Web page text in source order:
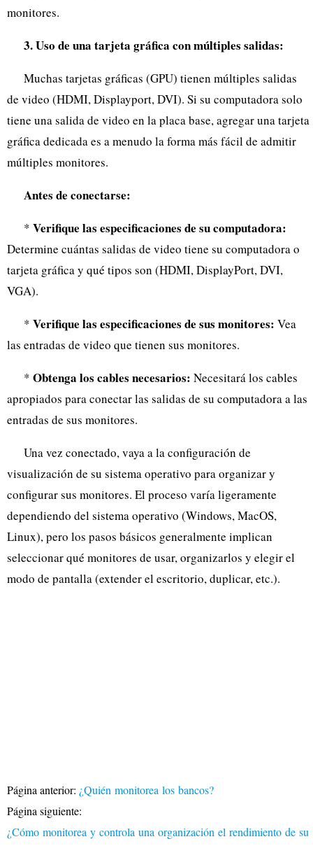
monitores.
3. Uso de una tarjeta gráfica con múltiples salidas:
Muchas tarjetas gráficas (GPU) tienen múltiples salidas
de video (HDMI, Displayport, DVI). Si su computadora solo
tiene una salida de video en la placa base, agregar una tarjeta
gráfica dedicada es a menudo la forma más fácil de admitir
múltiples monitores.
Antes de conectarse:
* Verifique las especificaciones de su computadora:
Determine cuántas salidas de video tiene su computadora o
tarjeta gráfica y qué tipos son (HDMI, DisplayPort, DVI,
VGA).
* Verifique las especificaciones de sus monitores: Vea
las entradas de video que tienen sus monitores.
* Obtenga los cables necesarios: Necesitará los cables
apropiados para conectar las salidas de su computadora a las
entradas de sus monitores.
Una vez conectado, vaya a la configuración de
visualización de su sistema operativo para organizar y
configurar sus monitores. El proceso varía ligeramente
dependiendo del sistema operativo (Windows, MacOS,
Linux), pero los pasos básicos generalmente implican
seleccionar qué monitores de usar, organizarlos y elegir el
modo de pantalla (extender el escritorio, duplicar, etc.).
Página anterior: ¿Quién monitorea los bancos?
Página siguiente:
¿Cómo monitorea y controla una organización el rendimiento de